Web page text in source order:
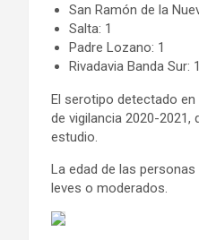
San Ramón de la
Salta: 1
Padre Lozano: 1
Rivadavia Banda Sur: 1
El serotipo detectado
de vigilancia 2020-2021,
estudio.
La edad de las
leves o moderados.